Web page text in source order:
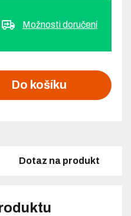
Možnosti doručení
Do košíku
Dotaz na produkt